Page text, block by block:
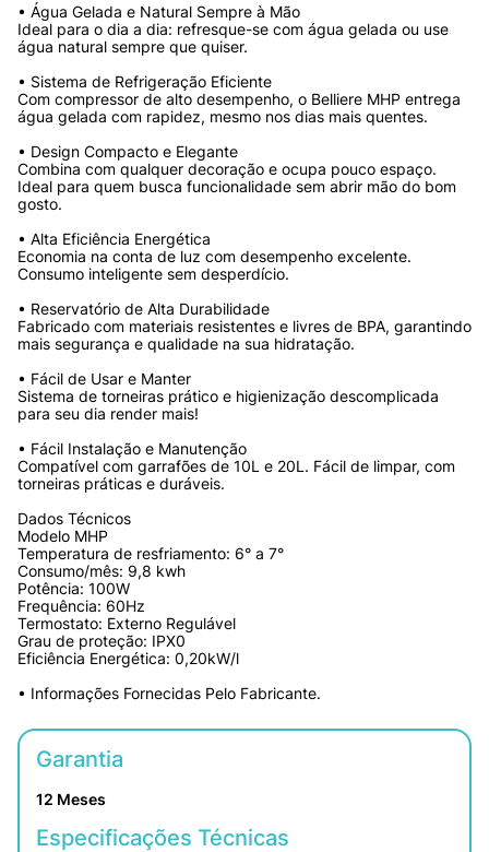
• Água Gelada e Natural Sempre à Mão
Ideal para o dia a dia: refresque-se com água gelada ou use
água natural sempre que quiser.
• Sistema de Refrigeração Eficiente
Com compressor de alto desempenho, o Belliere MHP entrega
água gelada com rapidez, mesmo nos dias mais quentes.
• Design Compacto e Elegante
Combina com qualquer decoração e ocupa pouco espaço.
Ideal para quem busca funcionalidade sem abrir mão do bom
gosto.
• Alta Eficiência Energética
Economia na conta de luz com desempenho excelente.
Consumo inteligente sem desperdício.
• Reservatório de Alta Durabilidade
Fabricado com materiais resistentes e livres de BPA, garantindo
mais segurança e qualidade na sua hidratação.
• Fácil de Usar e Manter
Sistema de torneiras prático e higienização descomplicada
para seu dia render mais!
• Fácil Instalação e Manutenção
Compatível com garrafões de 10L e 20L. Fácil de limpar, com
torneiras práticas e duráveis.
Dados Técnicos
Modelo MHP
Temperatura de resfriamento: 6° a 7°
Consumo/mês: 9,8 kwh
Potência: 100W
Frequência: 60Hz
Termostato: Externo Regulável
Grau de proteção: IPX0
Eficiência Energética: 0,20kW/l
• Informações Fornecidas Pelo Fabricante.
Garantia
12 Meses
Especificações Técnicas